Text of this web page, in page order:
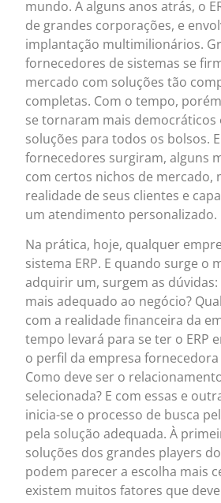
mundo. A alguns anos atrás, o
de grandes corporações, e
implantação multimilionários.
fornecedores de sistemas se
mercado com soluções tão
completas. Com o tempo,
se tornaram mais democráticos
soluções para todos os bolsos.
fornecedores surgiram, alguns
com certos nichos de mercado,
realidade de seus clientes e
um atendimento personalizado.
Na prática, hoje, qualquer
sistema ERP. E quando surge o
adquirir um, surgem as
mais adequado ao negócio?
com a realidade financeira da
tempo levará para se ter o ERP
o perfil da empresa fornecedora
Como deve ser o
selecionada? E com essas e
inicia-se o processo de busca
pela solução adequada. À
soluções dos grandes players
podem parecer a escolha mais
existem muitos fatores que